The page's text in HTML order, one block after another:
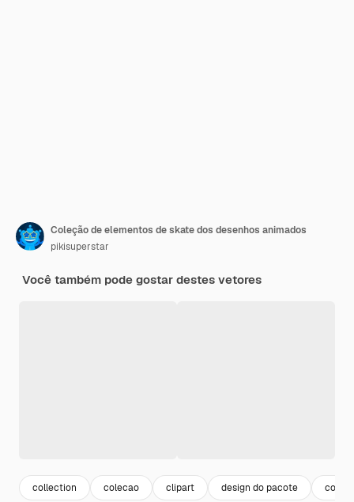
Coleção de elementos de skate dos desenhos animados
pikisuperstar
Você também pode gostar destes vetores
collection colecao clipart design do pacote